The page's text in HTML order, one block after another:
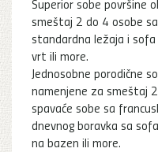
Superior sobe površine
smeštaj 2 do 4 osobe
standardna ležaja i
vrt ili more.
Jednosobne porodične
namenjene za smeštaj
spavaće sobe sa
dnevnog boravka sa
na bazen ili more.